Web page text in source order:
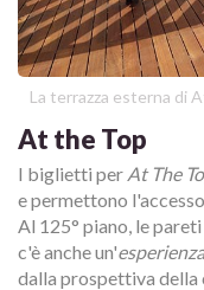
La terrazza esterna di
At the Top
I biglietti per At The
e permettono
Al 125° piano, le
c'è anche un'
dalla prospettiva della